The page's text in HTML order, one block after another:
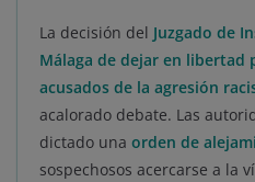
La decisión del Juzgado de
Málaga de dejar en libertad
acusados de la agresión
acalorado debate. Las
dictado una orden de
sospechosos acercarse a la